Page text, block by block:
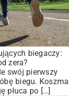
biegaczy:
zera?
swój pierwszy
biegu.
płuca po […]